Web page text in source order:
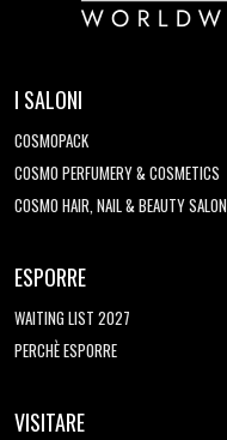
I SALONI
COSMOPACK
COSMO PERFUMERY & COSMETICS
COSMO HAIR, NAIL & BEAUTY SALON
ESPORRE
WAITING LIST 2027
PERCHÈ ESPORRE
VISITARE